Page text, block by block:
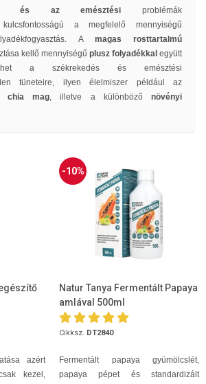
és az emésztésiproblémák
kulcsfontosságú a megfelelő mennyiségű
A magas rosttartalmú
kellő mennyiségű plusz folyadékkal együtt
a székrekedés és emésztési
tüneteire, ilyen élelmiszer például az
mag, illetve a különböző növényi
azért
kezel,
-10%
Natur Tanya Fermentált Papaya
amlával 500ml
Cikksz. DT2840
Fermentált papaya gyümölcslét,
papaya pépet és standardizált